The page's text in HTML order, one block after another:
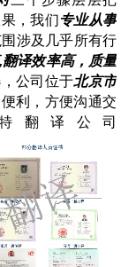
，我们专业从事
涉及几乎所有行
,翻译效率高，质量
公司位于北京市
利，方便沟通交
翻译公司